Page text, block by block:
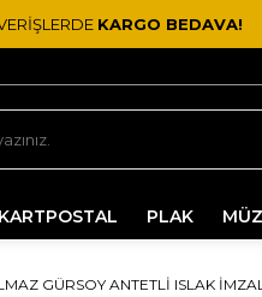
KARGO BEDAVA!
KARTPOSTAL PLAK
GÜRSOY ANTETLI ISLAK